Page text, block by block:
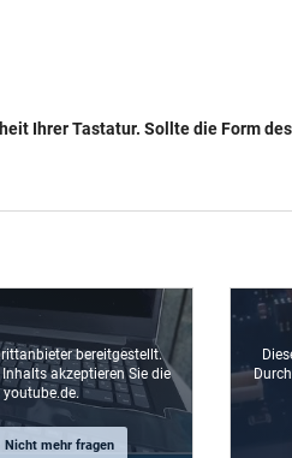
Ihrer Tastatur. Sollte die Form
bereitgestellt.
akzeptieren Sie die
youtube.de.
Nicht mehr fragen